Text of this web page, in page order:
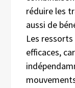
réduire les
aussi de
Les
efficaces,